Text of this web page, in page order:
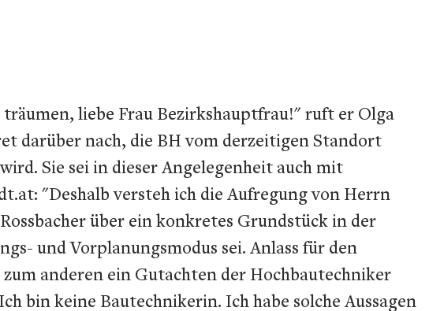
liebe Frau Bezirkshauptfrau!" ruft er Olga
darüber nach, die BH vom derzeitigen Standort
Sie sei in dieser Angelegenheit auch mit
"Deshalb versteh ich die Aufregung von Herrn
über ein konkretes Grundstück in der
und Vorplanungsmodus sei. Anlass für den
anderen ein Gutachten der Hochbautechniker
bin keine Bautechnikerin. Ich habe solche Aussagen